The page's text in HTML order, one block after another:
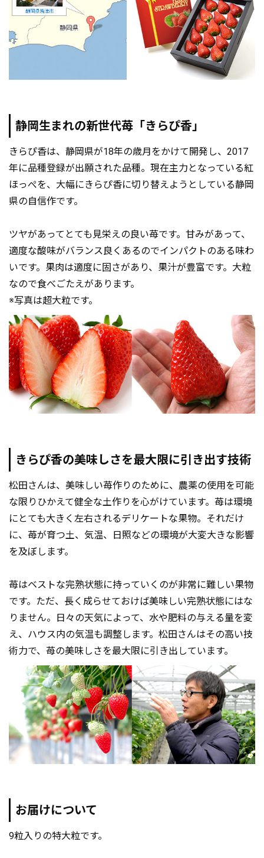
静岡生まれの新世代苺「きらぴ香」
きらぴ香は、静岡県が18年の歳月をかけて開発し、2017
年に品種登録が出願された品種。現在主力となっている紅
ほっぺを、大幅にきらぴ香に切り替えようとしている静岡
県の自信作です。
ツヤがあってとても見栄えの良い苺です。甘みがあって、
適度な酸味がバランス良くあるのでインパクトのある味わ
いです。果肉は適度に固さがあり、果汁が豊富です。大粒
なので食べごたえがあります。
※写真は超大粒です。
きらぴ香の美味しさを最大限に引き出す技術
松田さんは、美味しい苺作りのために、農薬の使用を可能
な限りひかえて健全な土作りを心がけています。苺は環境
にとても大きく左右されるデリケートな果物。それだけ
に、苺が育つ土、気温、日照などの環境が大変大きな影響
を及ぼします。
苺はベストな完熟状態に持っていくのが非常に難しい果物
です。ただ、長く成らせておけば美味しい完熟状態にはな
りません。日々の天気によって、水や肥料の与える量を変
え、ハウス内の気温も調整します。松田さんはその高い技
術力で、苺の美味しさを最大限に引き出しています。
お届けについて
9粒入りの特大粒です。